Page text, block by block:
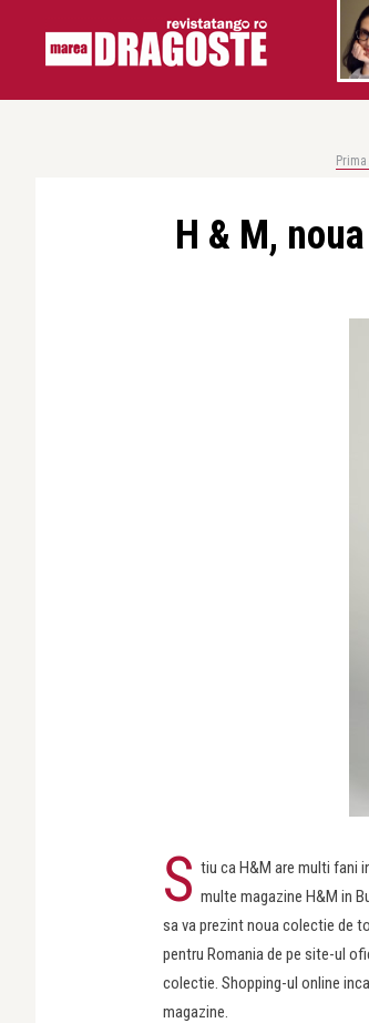
H & M,
S tiu ca H&M are multi fani
multe magazine H&M in
sa va prezint noua colectie de
pentru Romania de pe site-ul
colectie. Shopping-ul online
magazine.